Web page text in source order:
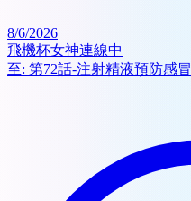
8/6/2026
飛機杯女神連線中
至: 第72話-注射精液預防感冒